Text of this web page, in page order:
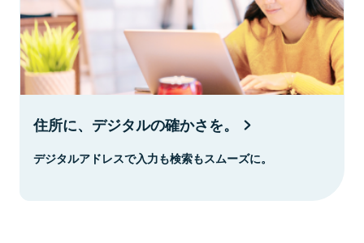
住所に、デジタルの確かさを。
デジタルアドレスで入力も検索もスムーズに。